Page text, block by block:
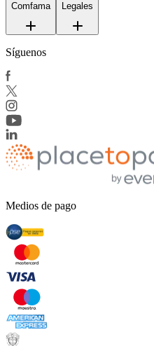
Comfama Legales
Síguenos
Medios de pago